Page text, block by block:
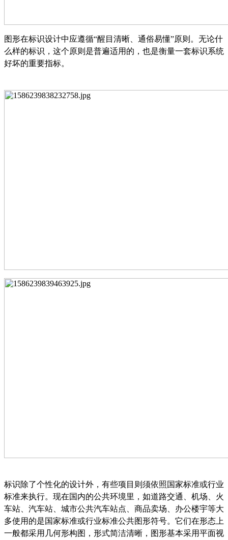
图形在标识设计中应遵循“醒目清晰、通俗易懂”原则。无论什
么样的标识，这个原则是普遍适用的，也是衡量一套标识系统
好坏的重要指标。
标识除了个性化的设计外，有些项目则须依照国家标准或行业
标准来执行。现在国内的公共环境里，如道路交通、机场、火
车站、汽车站、城市公共汽车站点、商品卖场、办公楼宇等大
多使用的是国家标准或行业标准公共图形符号。它们在形态上
一般都采用几何形构图，形式简洁清晰，图形基本采用平面视